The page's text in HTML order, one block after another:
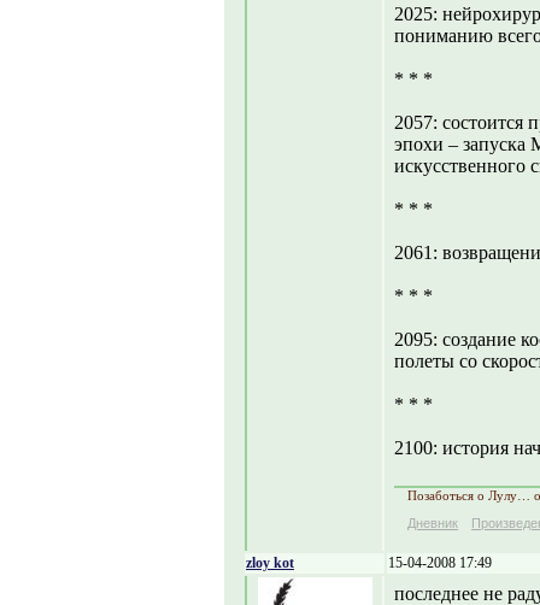
2025:
пониманию
* * *
2057: состоится
эпохи – запуска
искусственного
* * *
2061:
* * *
2095: создание
полеты со
* * *
2100: история
Позаботься о Лулу…
Дневник
zloy kot 15-04-2008 17:49
последнее не